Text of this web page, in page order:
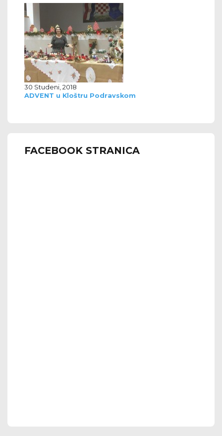
30 Studeni, 2018
ADVENT u Kloštru Podravskom
FACEBOOK STRANICA